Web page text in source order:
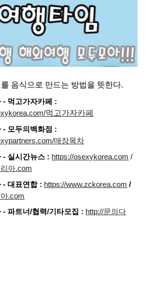
음식으로 만드는 방법을 뜻한다.
- 먹고가자카페 :
먹고가자카페
- 모두의백화점 :
매장목차
- 실시간뉴스 : https://osexykorea.com /
아.com
- 대표연합 : https://www.zckorea.com /
.com
- 파트너/협력/기타모집 : http://문의다